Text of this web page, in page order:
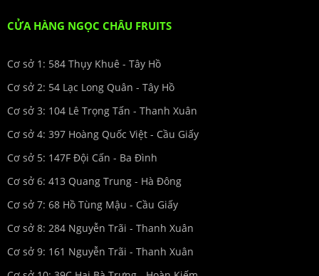
CỬA HÀNG NGỌC CHÂU FRUITS
Cơ sở 1: 584 Thụy Khuê - Tây Hồ
Cơ sở 2: 54 Lạc Long Quân - Tây Hồ
Cơ sở 3: 104 Lê Trọng Tấn - Thanh Xuân
Cơ sở 4: 397 Hoàng Quốc Việt - Cầu Giấy
Cơ sở 5: 147F Đội Cấn - Ba Đình
Cơ sở 6: 413 Quang Trung - Hà Đông
Cơ sở 7: 68 Hồ Tùng Mậu - Cầu Giấy
Cơ sở 8: 284 Nguyễn Trãi - Thanh Xuân
Cơ sở 9: 161 Nguyễn Trãi - Thanh Xuân